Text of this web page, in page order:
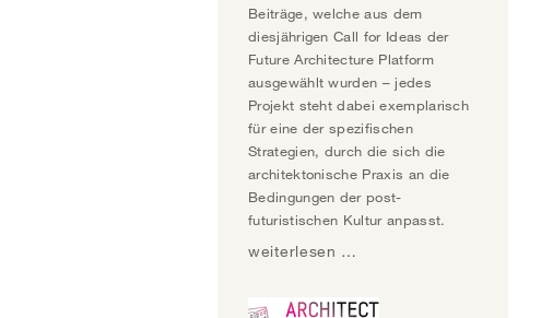
Beiträge, welche aus dem
diesjährigen Call for Ideas der
Future Architecture Platform
ausgewählt wurden – jedes
Projekt steht dabei exemplarisch
für eine der spezifischen
Strategien, durch die sich die
architektonische Praxis an die
Bedingungen der post-
futuristischen Kultur anpasst.
weiterlesen …